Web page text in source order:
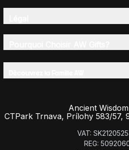
Ancient
CTPark Trnava, Prílohy 583/57,
VAT:
REG: